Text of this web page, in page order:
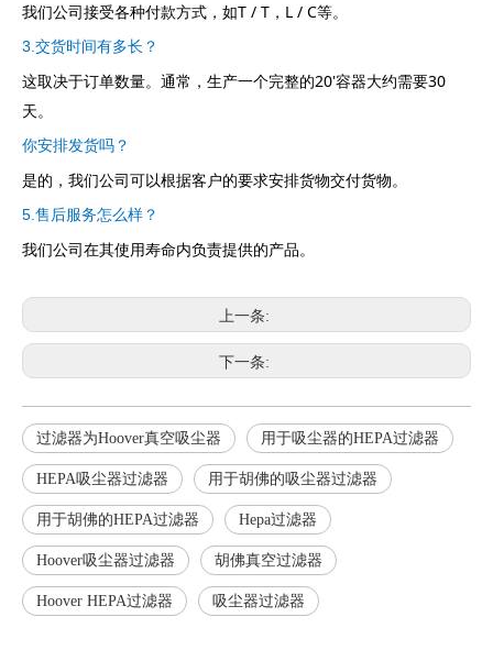
我们公司接受各种付款方式，如T / T，L / C等。
3.交货时间有多长？
这取决于订单数量。通常，生产一个完整的20'容器大约需要30
天。
你安排发货吗？
是的，我们公司可以根据客户的要求安排货物交付货物。
5.售后服务怎么样？
我们公司在其使用寿命内负责提供的产品。
上一条:
下一条:
过滤器为Hoover真空吸尘器 用于吸尘器的HEPA过滤器
HEPA吸尘器过滤器 用于胡佛的吸尘器过滤器
用于胡佛的HEPA过滤器 Hepa过滤器
Hoover吸尘器过滤器 胡佛真空过滤器
Hoover HEPA过滤器 吸尘器过滤器